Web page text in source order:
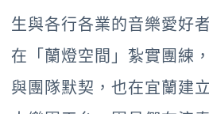
生與各行各業的音樂愛好
在「蘭燈空間」紮實團練
與團隊默契，也在宜蘭建